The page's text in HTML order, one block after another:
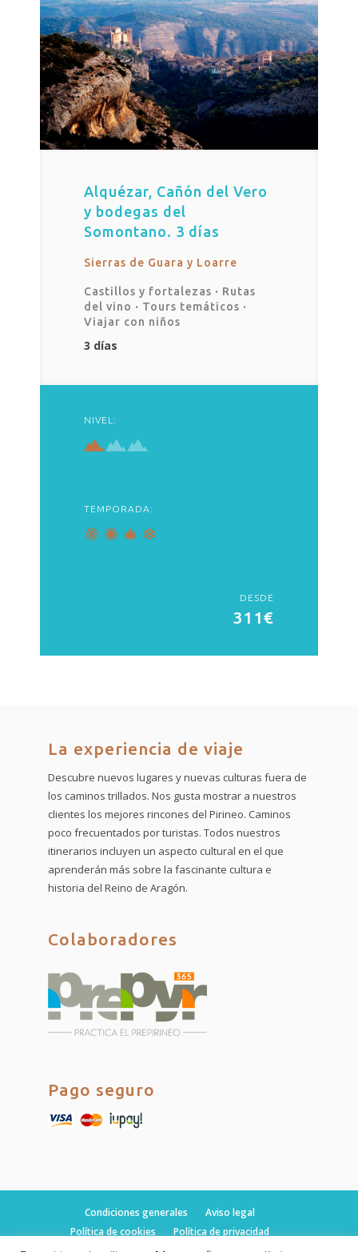
Alquézar, Cañón del Vero
y bodegas del
Somontano. 3 días
Sierras de Guara y Loarre
Castillos y fortalezas · Rutas
del vino · Tours temáticos ·
Viajar con niños
3 días
NIVEL:
TEMPORADA:
DESDE
311€
La experiencia de viaje
Descubre nuevos lugares y nuevas culturas fuera de
los caminos trillados. Nos gusta mostrar a nuestros
clientes los mejores rincones del Pirineo. Caminos
poco frecuentados por turistas. Todos nuestros
itinerarios incluyen un aspecto cultural en el que
aprenderán más sobre la fascinante cultura e
historia del Reino de Aragón.
Colaboradores
Pago seguro
Condiciones generales
Aviso legal
Política de cookies
Política de privacidad